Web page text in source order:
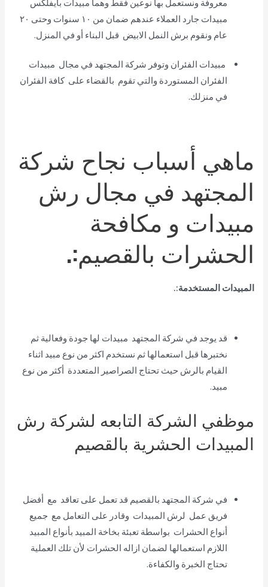
معروفة ونستعمل بها نوعين فقط وهما مبيدات بايفلكس
مبيدات جارد العملاء عندهم ضمان من ١٠ سنوات وحتى ٢٠
عام ونقوم برش النمل الابيض قبل البناء أو في المنزل.
مبيدات الفئران وتوفر شركة المجتهد في مجال مبيدات
الفئران المستوردة والتي تقوم بالقضاء على كافة الفئران
في منزلك.
ماهي أسباب نجاح شركة
المجتهد في مجال رش
مبيدات و مكافحة
الحشرات بالقصيم:.
المبيدات المستخدمة:.
قد يوجد في شركة المجتهد مبيدات لها جودة وفعالية ثم
نختبرها قبل استعمالها ثم نستخدم اكثر من نوع مبيد اثناء
القيام بالرش حيث تحتاج الصراصير المتعددة أكثر من نوع
مبيد.
موظفي الشركة التابعه لشركة رش
المبيدات الحشرية بالقصيم
في شركة المجتهد بالقصيم قد تعمل على تعاقد مع أفضل
فريق عمل لرش المبيدات وقادر على التعامل مع جميع
أنواع الحشرات بواسطة تعبئة بخاخة المبيد بأنواع المبيد
اللازم استعمالها لضمان ازاله الحشرات لأن تلك العملية
تحتاج الخبرة والكفاءة.